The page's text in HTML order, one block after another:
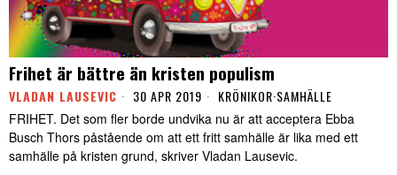
Frihet är bättre än kristen populism
VLADAN LAUSEVIC 30 APR 2019 KRÖNIKOR·SAMHÄLLE
FRIHET. Det som fler borde undvika nu är att acceptera Ebba
Busch Thors påstående om att ett fritt samhälle är lika med ett
samhälle på kristen grund, skriver Vladan Lausevic.